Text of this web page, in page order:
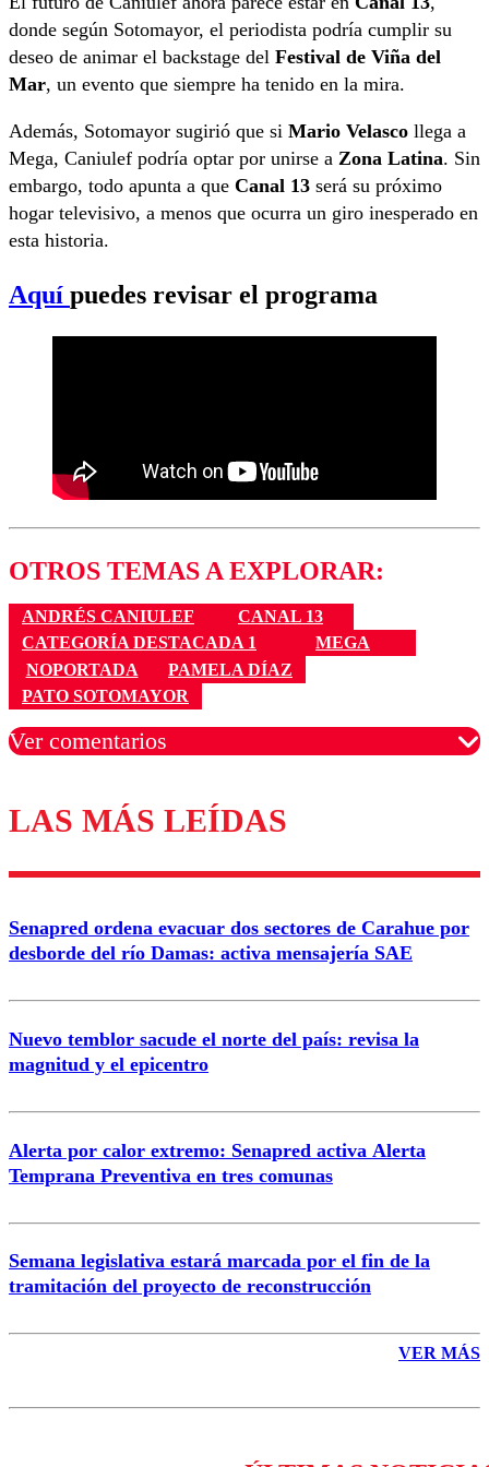
donde según Sotomayor, el periodista podría cumplir su
deseo de animar el backstage del Festival de Viña del
Mar, un evento que siempre ha tenido en la mira.
Además, Sotomayor sugirió que si Mario Velasco llega a
Mega, Caniulef podría optar por unirse a Zona Latina. Sin
embargo, todo apunta a que Canal 13 será su próximo
hogar televisivo, a menos que ocurra un giro inesperado en
esta historia.
Aquí puedes revisar el programa
OTROS TEMAS A EXPLORAR:
ANDRÉS CANIULEF
CANAL 13
CATEGORÍA DESTACADA 1
MEGA
NOPORTADA
PAMELA DÍAZ
PATO SOTOMAYOR
Ver comentarios
Los comentarios son moderados para garantizar un
diálogo respetuoso.
Correo
LAS MÁS LEÍDAS
Senapred ordena evacuar dos sectores de Carahue por
desborde del río Damas: activa mensajería SAE
Nuevo temblor sacude el norte del país: revisa la
magnitud y el epicentro
Alerta por calor extremo: Senapred activa Alerta
Temprana Preventiva en tres comunas
Semana legislativa estará marcada por el fin de la
tramitación del proyecto de reconstrucción
VER MÁS